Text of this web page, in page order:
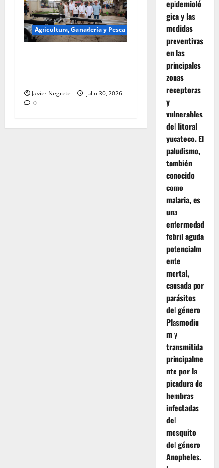
Agricultura, Ganadería y Pesca
Javier Negrete
julio 30, 2026
0
epidemioló
gica y las
medidas
preventivas
en las
principales
zonas
receptoras
y
vulnerables
del litoral
yucateco. El
paludismo,
también
conocido
como
malaria, es
una
enfermedad
febril aguda
potencialm
ente
mortal,
causada por
parásitos
del género
Plasmodiu
m y
transmitida
principalme
nte por la
picadura de
hembras
infectadas
del
mosquito
del género
Anopheles.